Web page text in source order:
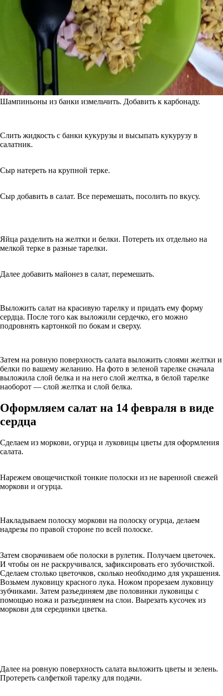
Шампиньоны из банки измельчить. Добавить к карбонаду.
Слить жидкость с банки кукурузы и высыпать кукурузу в
салатник.
Сыр натереть на крупной терке.
Сыр добавить в салат. Все перемешать, посолить по вкусу.
Яйца разделить на желтки и белки. Потереть их отдельно на
мелкой терке в разные тарелки.
Далее добавить майонез в салат, перемешать.
Выложить салат на красивую тарелку и придать ему форму
сердца. После того как выложили сердечко, его можно
подровнять картонкой по бокам и сверху.
Затем на ровную поверхность салата выложить слоями желтки и
белки по вашему желанию. На фото в зеленой тарелке сначала
выложила слой белка и на него слой желтка, в белой тарелке
наоборот — слой желтка и слой белка.
Оформляем салат на 14 февраля в виде
сердца
Сделаем из моркови, огурца и луковицы цветы для оформления
салата.
Нарежем овощечисткой тонкие полоски из не варенной свежей
моркови и огурца.
Накладываем полоску моркови на полоску огурца, делаем
надрезы по правой стороне по всей полоске.
Затем сворачиваем обе полоски в рулетик. Получаем цветочек.
И чтобы он не раскручивался, зафиксировать его зубочисткой.
Сделаем столько цветочков, сколько необходимо для украшения.
Возьмем луковицу красного лука. Ножом прорезаем луковицу
зубчиками. Затем разъединяем две половинки луковицы с
помощью ножа и разъединяем на слои. Вырезать кусочек из
моркови для серединки цветка.
Далее на ровную поверхность салата выложить цветы и зелень.
Протереть салфеткой тарелку для подачи.